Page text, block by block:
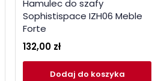
Hamulec do szafy
Sophistispace IZH06 Meble
Forte
132,00 zł
Dodaj do koszyka